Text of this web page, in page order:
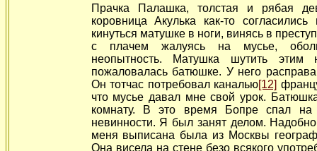
Прачка Палашка, толстая и рябая
коровница Акулька как-то
кинуться матушке в ноги, винясь в
с плачем жалуясь на мусье,
неопытность. Матушка шутить
пожаловалась батюшке. У него
Он тотчас потребовал каналью[12]
что мусье давал мне свой урок.
комнату. В это время Бопре спал на
невинности. Я был занят делом. Надобно
меня выписана была из Москвы
Она висела на стене безо всякого